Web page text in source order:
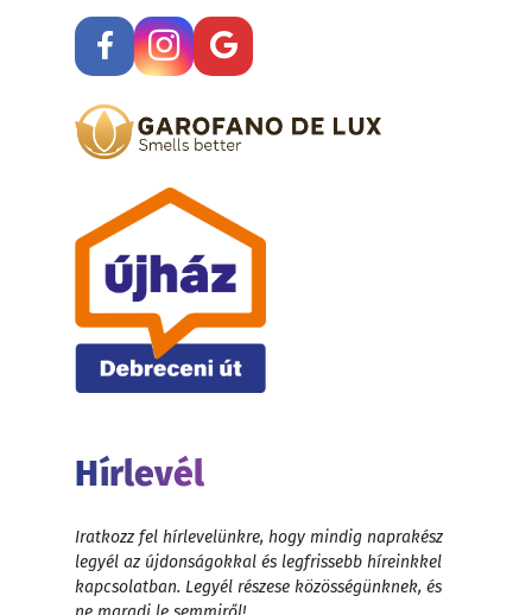
Hírlevél
Iratkozz fel hírlevelünkre, hogy mindig naprakész
legyél az újdonságokkal és legfrissebb híreinkkel
kapcsolatban. Legyél részese közösségünknek, és